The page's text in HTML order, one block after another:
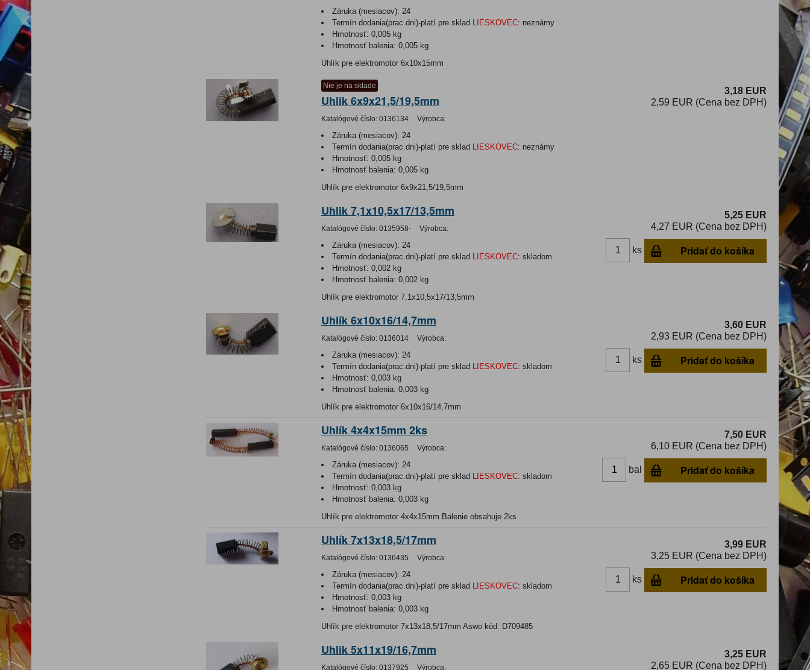
Záruka (mesiacov): 24
Termín dodania(prac.dni)-platí pre sklad LIESKOVEC: neznámy
Hmotnosť: 0,005 kg
Hmotnosť balenia: 0,005 kg
Uhlík pre elektromotor 6x10x15mm
Nie je na sklade
Uhlik 6x9x21,5/19,5mm
Katalógové číslo: 0136134 Výrobca:
Záruka (mesiacov): 24
Termín dodania(prac.dni)-platí pre sklad LIESKOVEC: neznámy
Hmotnosť: 0,005 kg
Hmotnosť balenia: 0,005 kg
Uhlík pre elektromotor 6x9x21,5/19,5mm
3,18 EUR
2,59 EUR (Cena bez DPH)
Uhlik 7,1x10,5x17/13,5mm
Katalógové číslo: 0135958- Výrobca:
Záruka (mesiacov): 24
Termín dodania(prac.dni)-platí pre sklad LIESKOVEC: skladom
Hmotnosť: 0,002 kg
Hmotnosť balenia: 0,002 kg
Uhlík pre elektromotor 7,1x10,5x17/13,5mm
5,25 EUR
4,27 EUR (Cena bez DPH)
ks Pridať do košíka
Uhlík 6x10x16/14,7mm
Katalógové číslo: 0136014 Výrobca:
Záruka (mesiacov): 24
Termín dodania(prac.dni)-platí pre sklad LIESKOVEC: skladom
Hmotnosť: 0,003 kg
Hmotnosť balenia: 0,003 kg
Uhlík pre elektromotor 6x10x16/14,7mm
3,60 EUR
2,93 EUR (Cena bez DPH)
ks Pridať do košíka
Uhlík 4x4x15mm 2ks
Katalógové číslo: 0136065 Výrobca:
Záruka (mesiacov): 24
Termín dodania(prac.dni)-platí pre sklad LIESKOVEC: skladom
Hmotnosť: 0,003 kg
Hmotnosť balenia: 0,003 kg
Uhlík pre elektromotor 4x4x15mm Balenie obsahuje 2ks
7,50 EUR
6,10 EUR (Cena bez DPH)
bal Pridať do košíka
Uhlík 7x13x18,5/17mm
Katalógové číslo: 0136435 Výrobca:
Záruka (mesiacov): 24
Termín dodania(prac.dni)-platí pre sklad LIESKOVEC: skladom
Hmotnosť: 0,003 kg
Hmotnosť balenia: 0,003 kg
Uhlík pre elektromotor 7x13x18,5/17mm Aswo kód: D709485
3,99 EUR
3,25 EUR (Cena bez DPH)
ks Pridať do košíka
Uhlik 5x11x19/16,7mm
Katalógové číslo: 0137925 Výrobca:
3,25 EUR
2,65 EUR (Cena bez DPH)